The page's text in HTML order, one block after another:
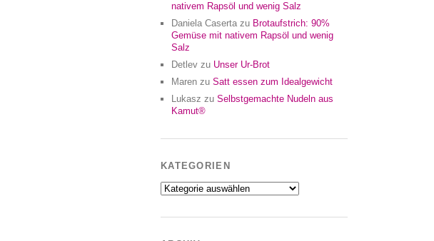
nativem Rapsöl und wenig Salz
Daniela Caserta zu Brotaufstrich: 90%
Gemüse mit nativem Rapsöl und wenig
Salz
Detlev zu Unser Ur-Brot
Maren zu Satt essen zum Idealgewicht
Lukasz zu Selbstgemachte Nudeln aus
Kamut®
KATEGORIEN
Kategorien